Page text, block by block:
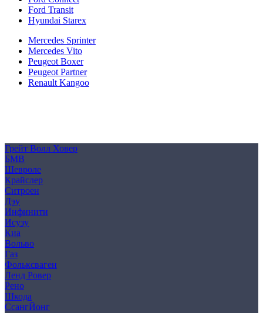
Ford Transit
Hyundai Starex
Mercedes Sprinter
Mercedes Vito
Peugeot Boxer
Peugeot Partner
Renault Kangoo
Грейт Волл Ховер
БМВ
Шевроле
Крайслер
Ситроен
Дэу
Инфинити
Исузу
Киа
Вольво
Газ
Фольксваген
Ленд Ровер
Рено
Шкода
СсангЙонг